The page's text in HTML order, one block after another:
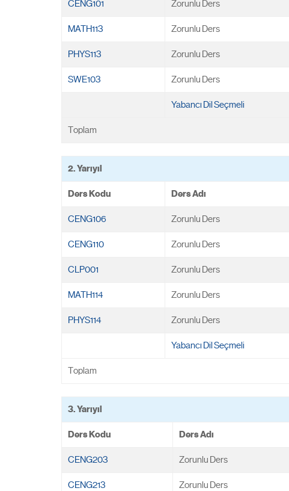
CENG101 Zorunlu Ders
MATH113 Zorunlu Ders
PHYS113 Zorunlu Ders
SWE103 Zorunlu Ders
Yabancı Dil Seçmeli
Toplam
2. Yarıyıl
Ders Kodu Ders Adı
CENG106 Zorunlu Ders
CENG110 Zorunlu Ders
CLP001 Zorunlu Ders
MATH114 Zorunlu Ders
PHYS114 Zorunlu Ders
Yabancı Dil Seçmeli
Toplam
3. Yarıyıl
Ders Kodu Ders Adı
CENG203 Zorunlu Ders
CENG213 Zorunlu Ders